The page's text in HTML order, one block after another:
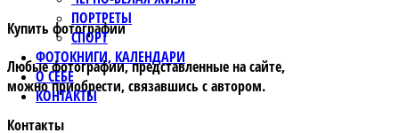
ПОРТРЕТЫ
СПОРТ
ФОТОКНИГИ, КАЛЕНДАРИ
О СЕБЕ
КОНТАКТЫ
Купить фотографии
Любые фотографии, представленные на сайте,
можно приобрести, связавшись с автором.
Контакты